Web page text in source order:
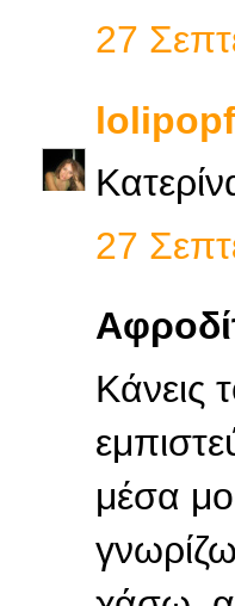
27
27
Κάνεις
μέσα